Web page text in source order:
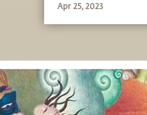
Apr 25, 2023